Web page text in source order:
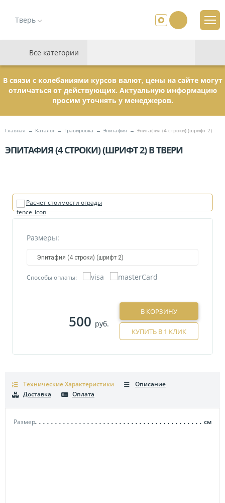
Тверь
Все категории
В связи с колебаниями курсов валют, цены на сайте могут
отличаться от действующих. Актуальную информацию
просим уточнять у менеджеров.
Главная Каталог Гравировка Эпитафия Эпитафия (4 строки) (шрифт 2)
ЭПИТАФИЯ (4 СТРОКИ) (ШРИФТ 2) В ТВЕРИ
Расчёт стоимости ограды
Размеры:
Эпитафия (4 строки) (шрифт 2)
Способы оплаты:
500 руб.
В КОРЗИНУ
КУПИТЬ В 1 КЛИК
Технические Характеристики
Размер см
Описание
Доставка
Оплата